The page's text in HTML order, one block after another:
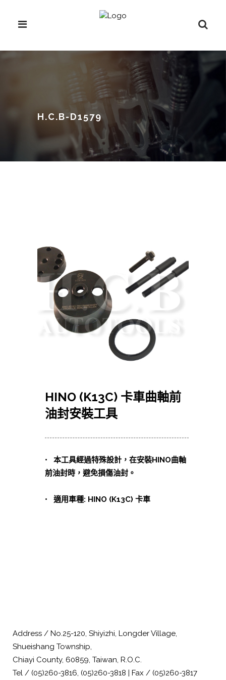
H.C.B-D1579
HINO (K13C) 卡車曲軸前
油封安裝工具
• 本工具經過特殊設計，在安裝HINO曲軸
前油封時，避免損傷油封。
• 適用車種: HINO (K13C) 卡車
Address / No.25-120, Shiyizhi, Longder Village,
Shueishang Township,
Chiayi County, 60859, Taiwan, R.O.C.
Tel / (05)260-3816, (05)260-3818 | Fax / (05)260-3817